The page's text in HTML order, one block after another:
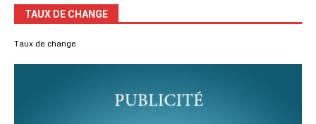
TAUX DE CHANGE
Taux de change